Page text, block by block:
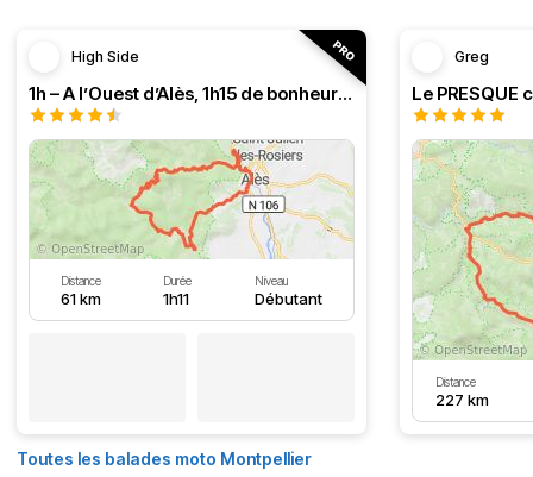
High Side
1h – A l’Ouest d’Alès, 1h15 de bonheur (HSRF23)
Distance
61 km
Durée
1h11
Niveau
Débutant
Greg
Distance
227 km
Toutes les balades moto Montpellier